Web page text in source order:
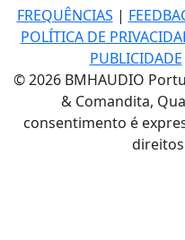
FREQUÊNCIAS |
POLÍTICA DE
PUBLICIDADE
© 2026 BMHAUDIO
& Comandita,
consentimento é